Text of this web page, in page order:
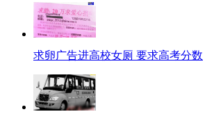
求卵广告进高校女厕 要求高考分数